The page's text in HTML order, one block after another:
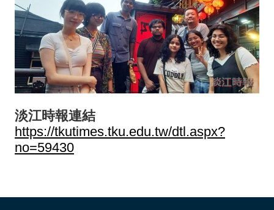
淡江時報連結
https://tkutimes.tku.edu.tw/dtl.aspx?
no=59430